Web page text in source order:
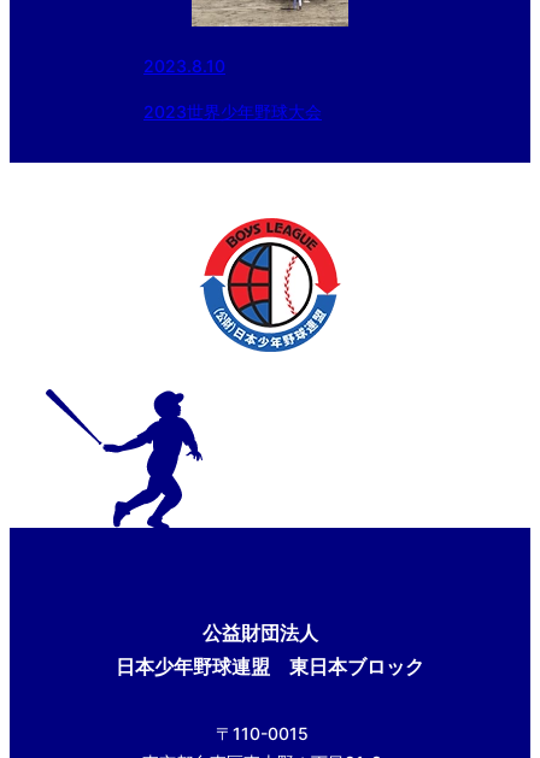
2023.8.10
2023世界少年野球大会
公益財団法人
日本少年野球連盟 東日本ブロック
〒110-0015